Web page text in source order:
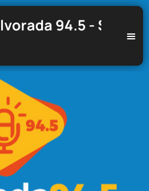
94.5 - Santa